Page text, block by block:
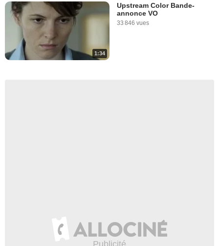
1:34
Upstream Color Bande-
annonce VO
33 846 vues